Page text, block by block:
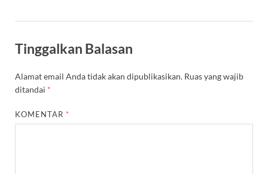
Tinggalkan Balasan
Alamat email Anda tidak akan dipublikasikan. Ruas yang wajib
ditandai *
KOMENTAR *